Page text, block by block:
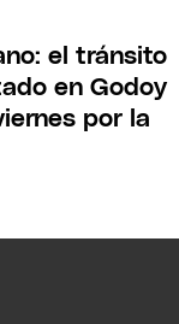
el tránsito
en Godoy
por la